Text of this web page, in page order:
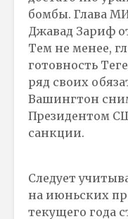
бомбы. Глава
Джавад Зариф
Тем не менее,
готовность
ряд своих
Вашингтон
Президентом
санкции.
Следует
на июньских
текущего года